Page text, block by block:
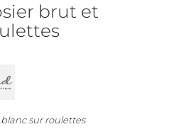
brut et
sur roulettes